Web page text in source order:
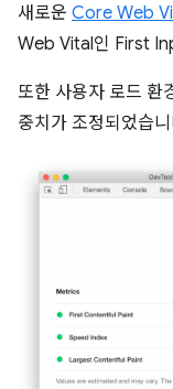
새로운 Core Web
Web Vital인 First
또한 사용자 로드 환
중치가 조정되었습